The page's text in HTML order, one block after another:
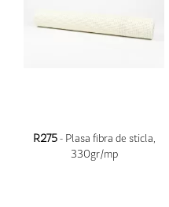
R275- Plasa fibra de sticla,
330gr/mp